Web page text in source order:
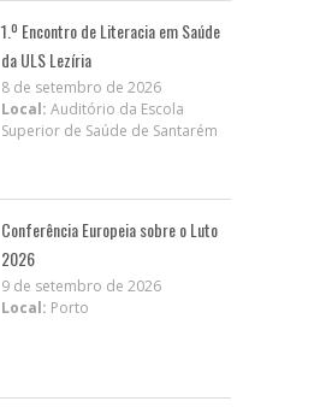
1.º Encontro de Literacia em Saúde
da ULS Lezíria
8 de setembro de 2026
Local: Auditório da Escola
Superior de Saúde de Santarém
Conferência Europeia sobre o Luto
2026
9 de setembro de 2026
Local: Porto